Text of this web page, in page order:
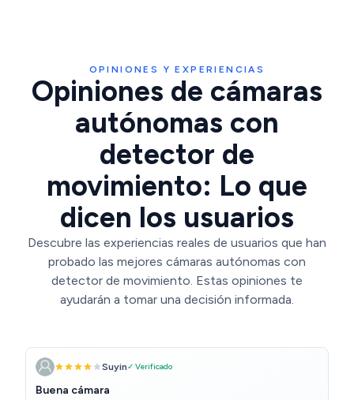
OPINIONES Y EXPERIENCIAS
Opiniones de cámaras
autónomas con
detector de
movimiento: Lo que
dicen los usuarios
Descubre las experiencias reales de usuarios que han
probado las mejores cámaras autónomas con
detector de movimiento. Estas opiniones te
ayudarán a tomar una decisión informada.
Suyin✓ Verificado
Buena cámara